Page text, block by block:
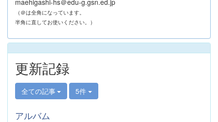
（＠は全角になっています。
半角に直してお使いください。）
更新記録
全ての記事 5件
アルバム